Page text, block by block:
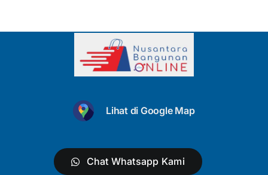
Kamar Mandi & Sanitair
Pengecetan & Pelapis
Produk Besi & Metal Lainnya
Uncategorized
Lihat di Google Map
Chat Whatsapp Kami